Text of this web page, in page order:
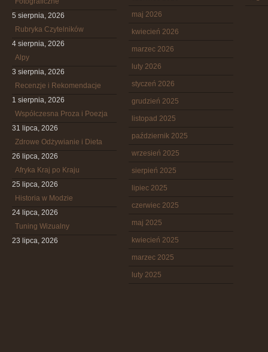
5 sierpnia, 2026
Rubryka Czytelników
4 sierpnia, 2026
Alpy
3 sierpnia, 2026
Recenzje i Rekomendacje
1 sierpnia, 2026
Współczesna Proza i Poezja
31 lipca, 2026
Zdrowe Odżywianie i Dieta
26 lipca, 2026
Afryka Kraj po Kraju
25 lipca, 2026
Historia w Modzie
24 lipca, 2026
Tuning Wizualny
23 lipca, 2026
maj 2026
kwiecień 2026
marzec 2026
luty 2026
styczeń 2026
grudzień 2025
listopad 2025
październik 2025
wrzesień 2025
sierpień 2025
lipiec 2025
czerwiec 2025
maj 2025
kwiecień 2025
marzec 2025
luty 2025